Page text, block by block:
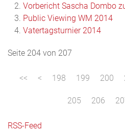
Vorbericht Sascha Dombo
Public Viewing WM 2014
Vatertagsturnier 2014
Seite 204 von 207
198 199 200
205 206
RSS-Feed